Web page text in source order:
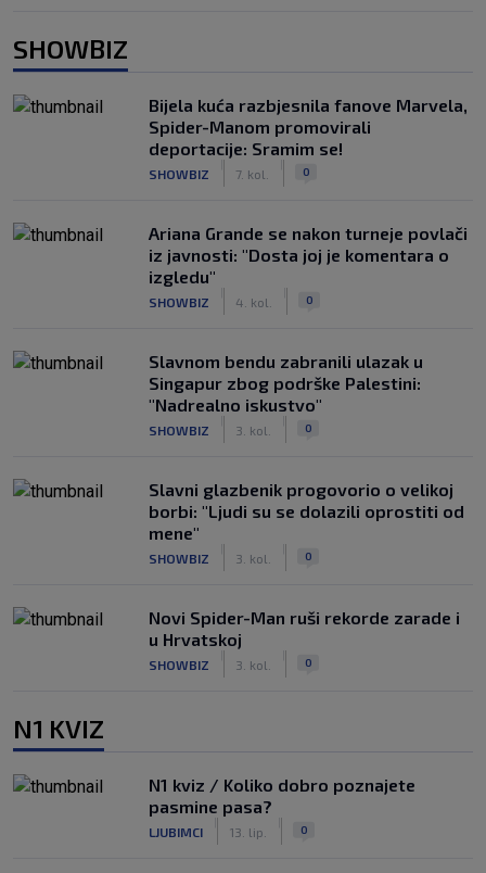
SHOWBIZ
Bijela kuća razbjesnila fanove Marvela,
Spider-Manom promovirali
deportacije: Sramim se!
SHOWBIZ 7. kol. 0
Ariana Grande se nakon turneje povlači
iz javnosti: "Dosta joj je komentara o
izgledu"
SHOWBIZ 4. kol. 0
Slavnom bendu zabranili ulazak u
Singapur zbog podrške Palestini:
"Nadrealno iskustvo"
SHOWBIZ 3. kol. 0
Slavni glazbenik progovorio o velikoj
borbi: "Ljudi su se dolazili oprostiti od
mene"
SHOWBIZ 3. kol. 0
Novi Spider-Man ruši rekorde zarade i
u Hrvatskoj
SHOWBIZ 3. kol. 0
N1 KVIZ
N1 kviz / Koliko dobro poznajete
pasmine pasa?
LJUBIMCI 13. lip. 0